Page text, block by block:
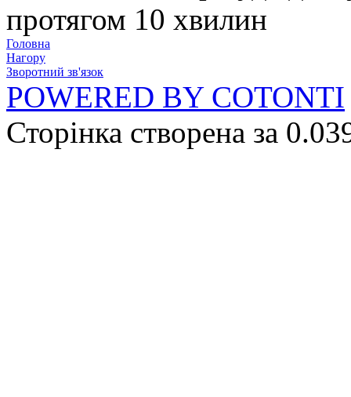
протягом 10 хвилин
Головна
Нагору
Зворотний зв'язок
POWERED BY COTONTI
Сторінка створена за